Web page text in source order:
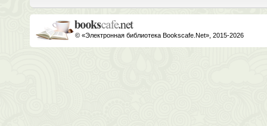
© «Электронная библиотека Bookscafe.Net», 2015-2026